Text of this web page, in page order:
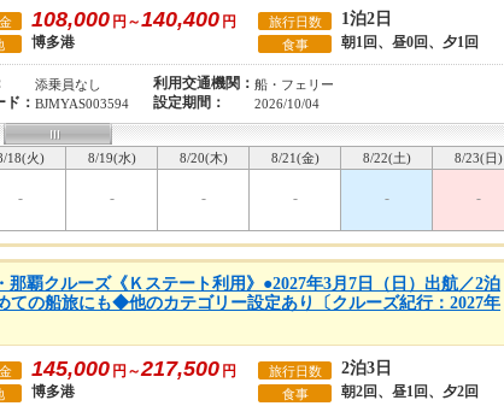
108,000 円～140,400 円 旅行日数 1泊2日
博多港 食事 朝1回、昼0回、夕1回
添乗員なし 利用交通機関： 船・フェリー
： BJMYAS003594 設定期間： 2026/10/04
18(火) 8/19(水) 8/20(木) 8/21(金) 8/22(土) 8/23(日)
- - - - - -
那覇クルーズ《Ｋステート利用》●2027年3月7日（日）出航／2泊
ての船旅にも◆他のカテゴリー設定あり〔クルーズ紀行：2027年
145,000 円～217,500 円 旅行日数 2泊3日
博多港 食事 朝2回、昼1回、夕2回